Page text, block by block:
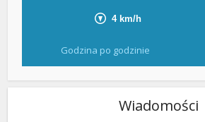
Godzina po godzinie
Wiadomości